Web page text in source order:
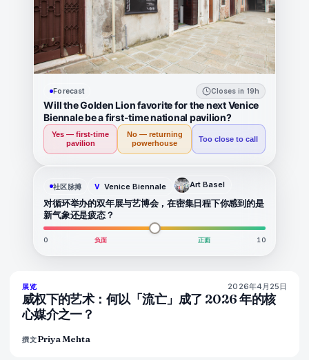
Forecast Closes in 19h
Will the Golden Lion favorite for the next Venice
Biennale be a first-time national pavilion?
Yes — first-time
pavilion
No — returning
powerhouse
Too close to call
社区脉搏 V Venice Biennale Art Basel
对循环举办的双年展与艺博会，在密集日程下你感到的是
新气象还是疲态？
0 负面 正面 10
77% 77
展览 2026年4月25日
威权下的艺术：何以「流亡」成了 2026 年的核
心媒介之一？
撰文Priya Mehta